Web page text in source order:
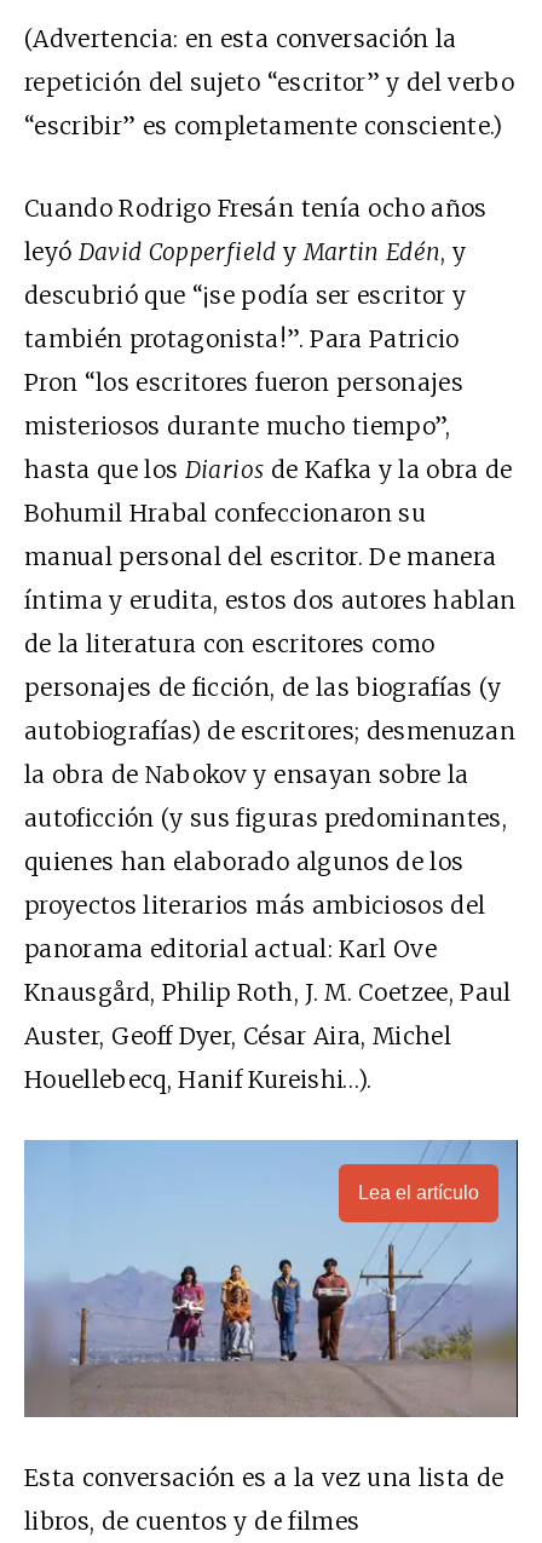
(Advertencia: en esta conversación la
repetición del sujeto “escritor” y del verbo
“escribir” es completamente consciente.)
Cuando Rodrigo Fresán tenía ocho años
leyó David Copperfield yMartin Edén, y
descubrió que “¡se podía ser escritor y
también protagonista!”. Para Patricio
Pron “los escritores fueron personajes
misteriosos durante mucho tiempo”,
hasta que los Diarios de Kafka y la obra de
Bohumil Hrabal confeccionaron su
manual personal del escritor. De manera
íntima y erudita, estos dos autores hablan
de la literatura con escritores como
personajes de ficción, de las biografías (y
autobiografías) de escritores; desmenuzan
la obra de Nabokov y ensayan sobre la
autoficción (y sus figuras predominantes,
quienes han elaborado algunos de los
proyectos literarios más ambiciosos del
panorama editorial actual: Karl Ove
Knausgård, Philip Roth, J. M. Coetzee, Paul
Auster, Geoff Dyer, César Aira, Michel
Houellebecq, Hanif Kureishi…).
Lea el artículo
Esta conversación es a la vez una lista de
libros, de cuentos y de filmes